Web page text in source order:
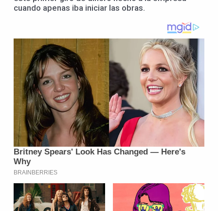
cuando apenas iba iniciar las obras.